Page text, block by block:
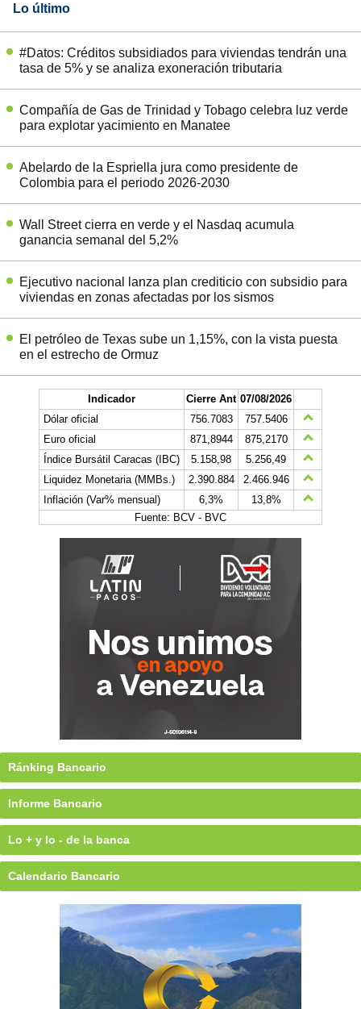
Lo último
#Datos: Créditos subsidiados para viviendas tendrán una
tasa de 5% y se analiza exoneración tributaria
Compañía de Gas de Trinidad y Tobago celebra luz verde
para explotar yacimiento en Manatee
Abelardo de la Espriella jura como presidente de
Colombia para el periodo 2026-2030
Wall Street cierra en verde y el Nasdaq acumula
ganancia semanal del 5,2%
Ejecutivo nacional lanza plan crediticio con subsidio para
viviendas en zonas afectadas por los sismos
El petróleo de Texas sube un 1,15%, con la vista puesta
en el estrecho de Ormuz
Indicador Cierre Ant 07/08/2026
Dólar oficial
756.7083
757.5406
Euro oficial
871,8944
875,2170
Índice Bursátil Caracas (IBC)
5.158,98
5.256,49
Liquidez Monetaria (MMBs.)
2.390.884
2.466.946
Inflación (Var% mensual)
6,3%
13,8%
Fuente: BCV - BVC
Ránking Bancario
Informe Bancario
Lo + y lo - de la banca
Calendario Bancario